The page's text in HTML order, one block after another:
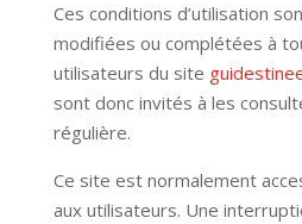
Ces conditions d’utilisation
modifiées ou complétées à
utilisateurs du site
sont donc invités à les
régulière.
Ce site est normalement
aux utilisateurs. Une